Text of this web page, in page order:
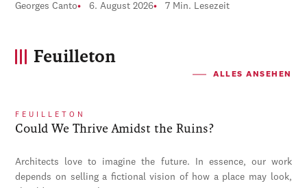
Georges Canto 6. August 2026 7 Min. Lesezeit
Feuilleton
ALLES ANSEHEN
FEUILLETON
Could We Thrive Amidst the Ruins?
Architects love to imagine the future. In essence, our work
depends on selling a fictional vision of how a place may look,